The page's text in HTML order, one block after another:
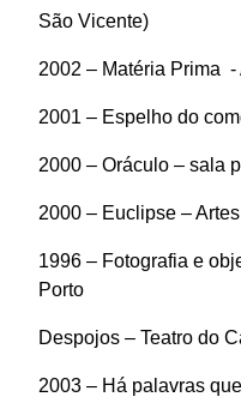
São Vicente)
2002 – Matéria Prima -
2001 – Espelho do
2000 – Oráculo – sala
2000 – Euclipse –
1996 – Fotografia e
Porto
Despojos – Teatro do
2003 – Há palavras